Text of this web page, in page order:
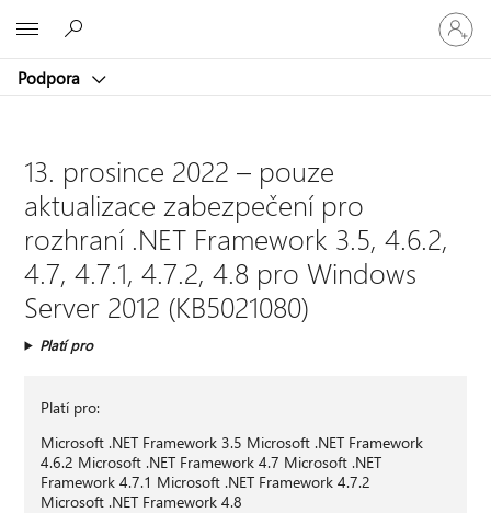
Podpora
Přihlaste
se
ke
účtu
13. prosince 2022 – pouze
aktualizace zabezpečení pro
rozhraní .NET Framework 3.5, 4.6.2,
4.7, 4.7.1, 4.7.2, 4.8 pro Windows
Server 2012 (KB5021080)
Platí pro
Platí pro:
Microsoft .NET Framework 3.5 Microsoft .NET Framework
4.6.2 Microsoft .NET Framework 4.7 Microsoft .NET
Framework 4.7.1 Microsoft .NET Framework 4.7.2
Microsoft .NET Framework 4.8